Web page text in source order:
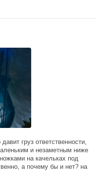
груз ответственности,
и незаметным ниже
на качельках под
а почему бы и нет? на